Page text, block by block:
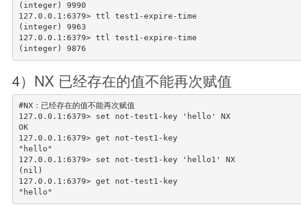
(integer) 9990
127.0.0.1:6379> ttl test1-expire-time
(integer) 9963
127.0.0.1:6379> ttl test1-expire-time
4）NX 已经存在的值不能再次赋值
#NX：已经存在的值不能再次赋值
127.0.0.1:6379> set not-test1-key 'hello' NX
OK
127.0.0.1:6379> get not-test1-key
"hello"
127.0.0.1:6379> set not-test1-key 'hello1' NX
(nil)
127.0.0.1:6379> get not-test1-key